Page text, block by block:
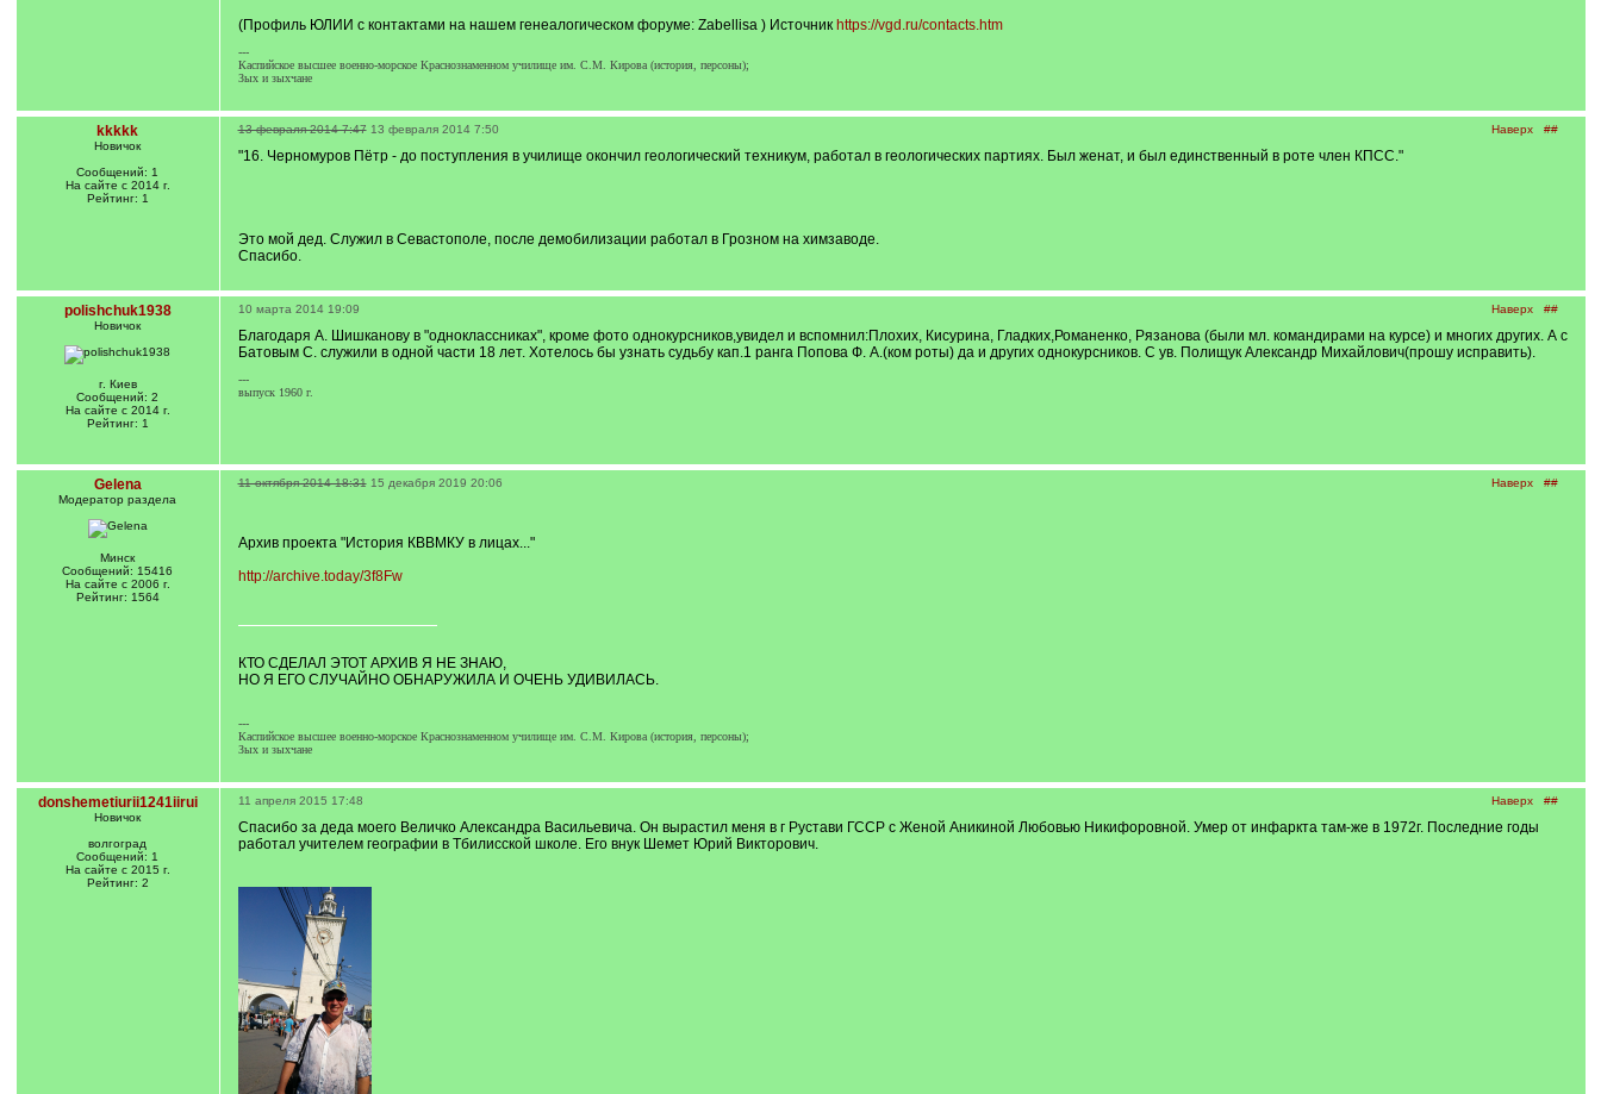
(Профиль ЮЛИИ с контактами на нашем генеалогическом форуме: Zabellisa ) Источник https://vgd.ru/contacts.htm
---
Каспийское высшее военно-морское Краснознаменном училище им. С.М. Кирова (история, персоны);
Зых и зыхчане
kkkkk
Новичок
Сообщений: 1
На сайте с 2014 г.
Рейтинг: 1
Наверх ##
13 февраля 2014 7:47 13 февраля 2014 7:50
"16. Черномуров Пётр - до поступления в училище окончил геологический техникум, работал в геологических партиях. Был женат, и был единственный в роте член КПСС."
Это мой дед. Служил в Севастополе, после демобилизации работал в Грозном на химзаводе.
Спасибо.
polishchuk1938
Новичок
г. Киев
Сообщений: 2
На сайте с 2014 г.
Рейтинг: 1
Наверх ##
10 марта 2014 19:09
Благодаря А. Шишканову в "одноклассниках", кроме фото однокурсников,увидел и вспомнил:Плохих, Кисурина, Гладких,Романенко, Рязанова (были мл. командирами на курсе) и многих других. А с
Батовым С. служили в одной части 18 лет. Хотелось бы узнать судьбу кап.1 ранга Попова Ф. А.(ком роты) да и других однокурсников. С ув. Полищук Александр Михайлович(прошу исправить).
---
выпуск 1960 г.
Gelena
Модератор раздела
Минск
Сообщений: 15416
На сайте с 2006 г.
Рейтинг: 1564
Наверх ##
11 октября 2014 18:31 15 декабря 2019 20:06
Архив проекта "История КВВМКУ в лицах..."
http://archive.today/3f8Fw
КТО СДЕЛАЛ ЭТОТ АРХИВ Я НЕ ЗНАЮ,
НО Я ЕГО СЛУЧАЙНО ОБНАРУЖИЛА И ОЧЕНЬ УДИВИЛАСЬ.
---
Каспийское высшее военно-морское Краснознаменном училище им. С.М. Кирова (история, персоны);
Зых и зыхчане
donshemetiurii1241iirui
Новичок
волгоград
Сообщений: 1
На сайте с 2015 г.
Рейтинг: 2
Наверх ##
11 апреля 2015 17:48
Спасибо за деда моего Величко Александра Васильевича. Он вырастил меня в г Рустави ГССР с Женой Аникиной Любовью Никифоровной. Умер от инфаркта там-же в 1972г. Последние годы
работал учителем географии в Тбилисской школе. Его внук Шемет Юрий Викторович.